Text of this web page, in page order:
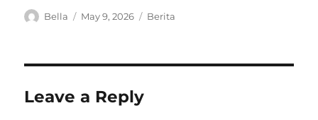
A
Bella
P
o
May 9, 2026
C
Berita
Leave a Reply